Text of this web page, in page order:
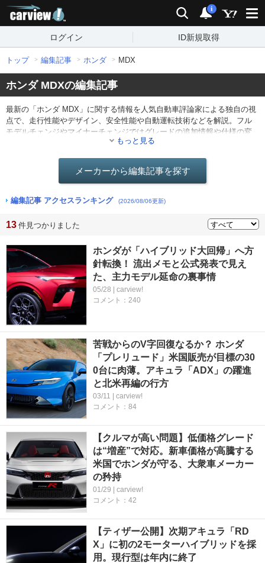
検索 通知
i
ログイン ID新規取得
トップ 編集記事 ホンダ MDX
ホンダ MDXの編集記事
最新の「ホンダ MDX」に関する情報を人気自動車評論家による独自の視
点で、走行性能やデザイン、安全性能や自動運転技術などを解説。フル
モデルチェンジやマイナーチェンジではグレードの追加情報や仕様の変
更点を分かりやすくレポート。他にも最新ニュースや海外のモーターシ
もっと見る
メーカーから編集記事を探す
編集記事 アクセスランキング (2026/08/06更新)
13 件見つかりました
ホンダが「ハイブリッド大回帰」へ方
針転換！ 流出メモと公式発表で見え
た、主力モデル延命の裏事情
05/28 | carview!
コメント：240
苦戦からのV字回復なるか？ ホンダ
「プレリュード」米国販売が目標の30
0台に肉薄。アキュラ「ADX」の躍進
と北米再編の行方
03/11 | carview!
コメント：84
【クルマが高い問題】低価格グレード
は“増産”で対応。新車価格が高騰する
米国でホンダが守る、大衆車メーカー
の矜持
01/29 | carview!
コメント：42
【ティザー公開】次期アキュラ「RD
X」に初の2モーターハイブリッドを採
用。現行型は年内に終了